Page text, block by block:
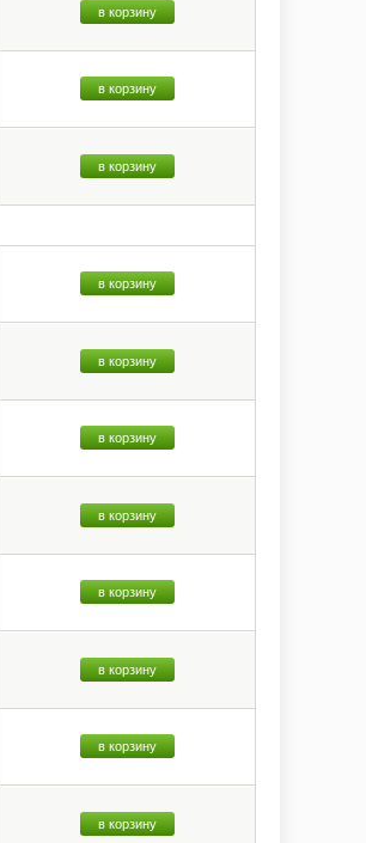
в корзину
в корзину
в корзину
в корзину
в корзину
в корзину
в корзину
в корзину
в корзину
в корзину
в корзину